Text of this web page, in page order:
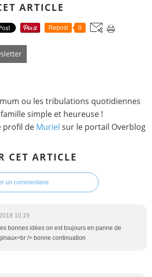
ARTICLE
Repost 0
ou les tribulations quotidiennes
simple et heureuse !
profil de Muriel sur le portail Overblog
CET ARTICLE
un commentaire
10:19
bonnes idées on est toujours en panne de
/> bonne continuation